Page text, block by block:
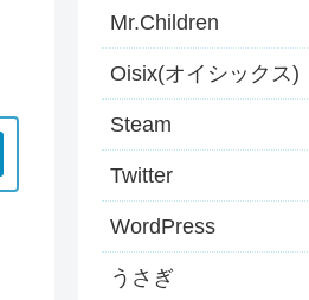
Mr.Children
Oisix(オイシックス)
Steam
Twitter
WordPress
うさぎ